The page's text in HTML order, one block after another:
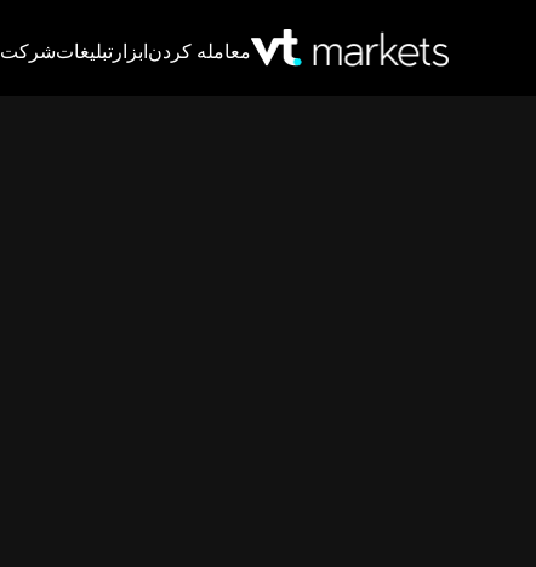
معامله کردنابزار تبلیغاتشرکت